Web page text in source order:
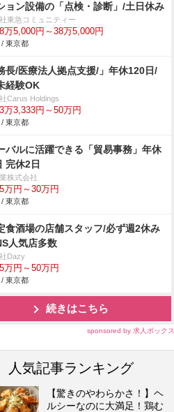
ョン設備の「点検・診断」/土日休み
東急コミュニティー
万5,000円～38万5,000円
東京都
長/医療法人拠点支援/」年休120日/
経験OK
Carus Holdings
万3,333円～50万円
東京都
バルに活躍できる「貿易事務」年休
完休2日
株式会社
万円～30万円
東京都
食酒場の店舗スタッフ/必ず週2休み
人気店多数
Dazy
万円～50万円
東京都
続きはこちら
sponsored by 求人ボックス
人気記事ランキング
【驚きのやわらかさ！】ヘ
ルシーなのに大満足！鶏む